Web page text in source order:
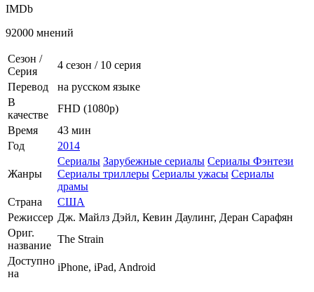
IMDb
92000 мнений
Сезон /
Серия
4 сезон / 10 серия
Перевод
на русском языке
В
качестве
FHD (1080p)
Время
43 мин
Год
2014
Жанры
Сериалы Зарубежные сериалы Сериалы Фэнтези
Сериалы триллеры Сериалы ужасы Сериалы
драмы
Страна
США
Режиссер Дж. Майлз Дэйл, Кевин Даулинг, Деран Сарафян
Ориг.
название
The Strain
Доступно
на
iPhone, iPad, Android